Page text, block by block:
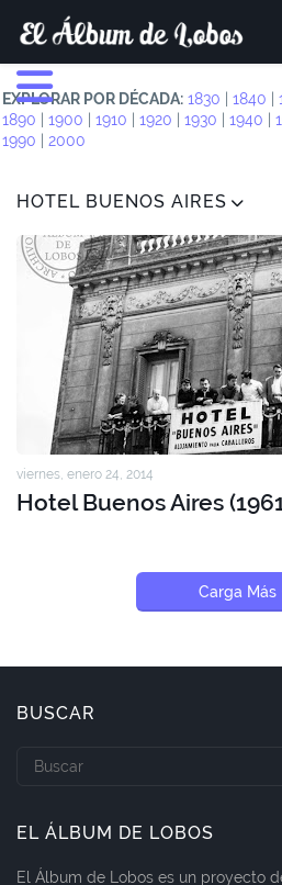
EXPLORAR POR DÉCADA: 1830 1840
1890
1900 1910 1920 1930 1940
1990
2000
HOTEL BUENOS AIRES
viernes, enero 24, 2014
Hotel Buenos Aires
Carga Más
BUSCAR
EL ÁLBUM DE LOBOS
El Álbum de Lobos es un proyecto